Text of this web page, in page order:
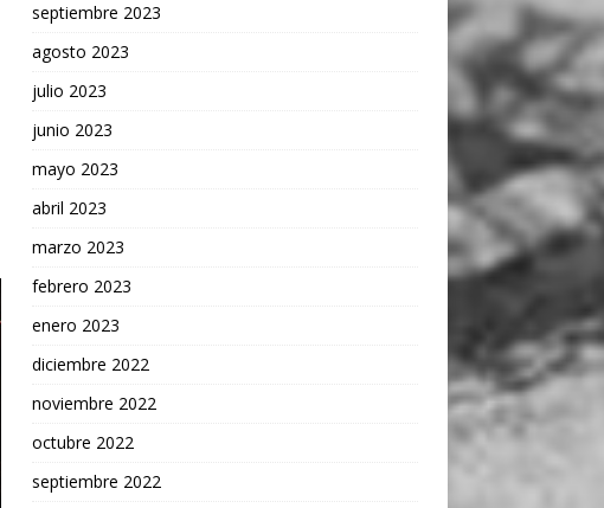
septiembre 2023
agosto 2023
julio 2023
junio 2023
mayo 2023
abril 2023
marzo 2023
febrero 2023
enero 2023
diciembre 2022
noviembre 2022
octubre 2022
septiembre 2022